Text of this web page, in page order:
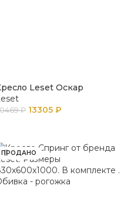
Leset Оскар
₽ 13305 ₽
ПРОДАНО